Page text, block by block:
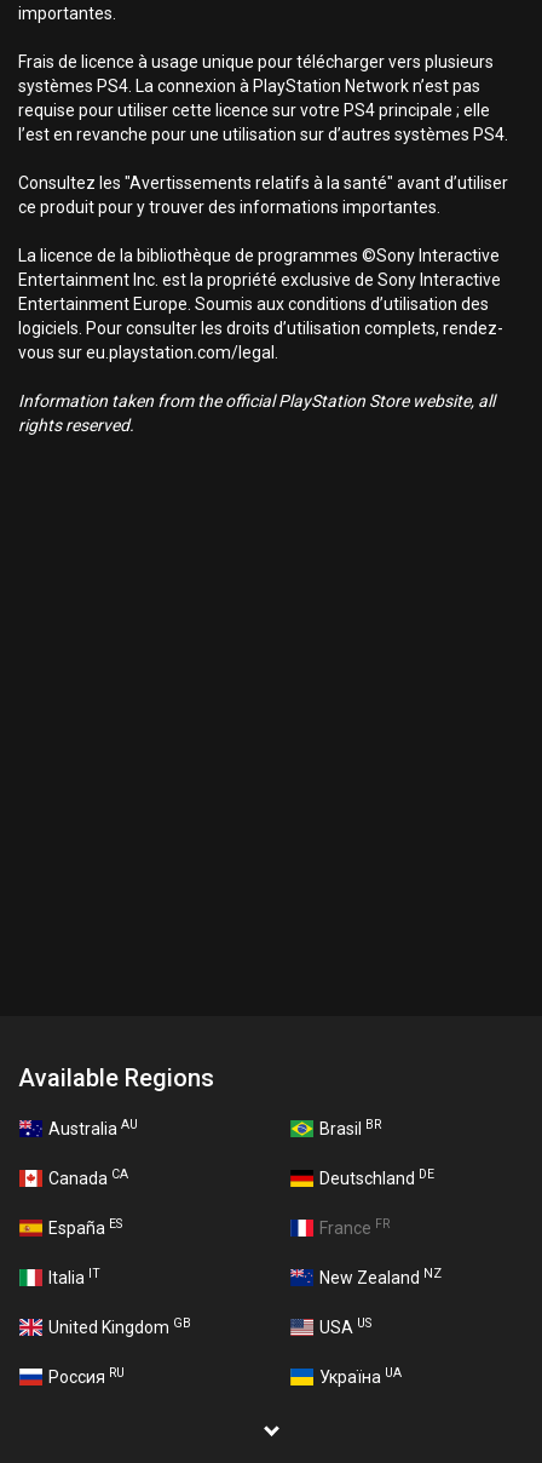
importantes.
Frais de licence à usage unique pour télécharger vers plusieurs
systèmes PS4. La connexion à PlayStation Network n’est pas
requise pour utiliser cette licence sur votre PS4 principale ; elle
l’est en revanche pour une utilisation sur d’autres systèmes PS4.
Consultez les "Avertissements relatifs à la santé" avant d’utiliser
ce produit pour y trouver des informations importantes.
La licence de la bibliothèque de programmes ©Sony Interactive
Entertainment Inc. est la propriété exclusive de Sony Interactive
Entertainment Europe. Soumis aux conditions d’utilisation des
logiciels. Pour consulter les droits d’utilisation complets, rendez-
vous sur eu.playstation.com/legal.
Information taken from the official PlayStation Store website, all
rights reserved.
Available Regions
Australia AU Brasil BR
Canada CA Deutschland DE
España ES France FR
Italia IT New Zealand NZ
United Kingdom GB USA US
Россия RU Україна UA